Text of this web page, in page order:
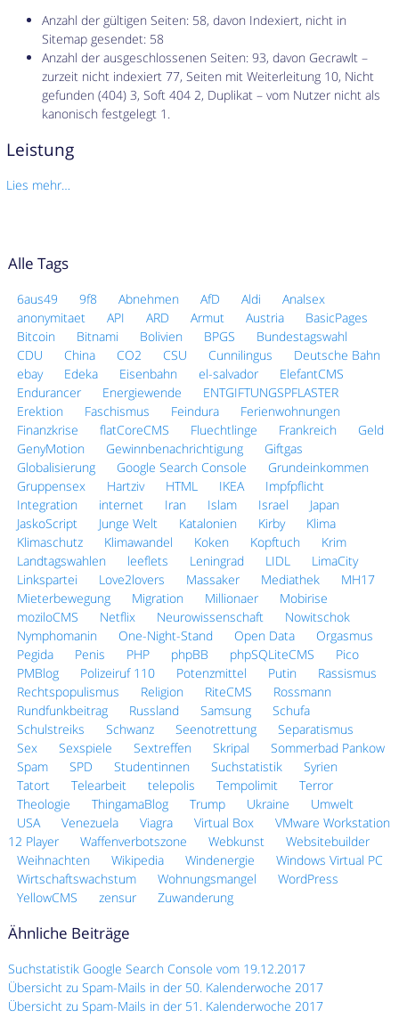
Anzahl der gültigen Seiten: 58, davon Indexiert, nicht in
Sitemap gesendet: 58
Anzahl der ausgeschlossenen Seiten: 93, davon Gecrawlt –
zurzeit nicht indexiert 77, Seiten mit Weiterleitung 10, Nicht
gefunden (404) 3, Soft 404 2, Duplikat – vom Nutzer nicht als
kanonisch festgelegt 1.
Leistung
Lies mehr…
Alle Tags
6aus49 9f8 Abnehmen AfD Aldi
Analsex
anonymitaet
API ARD Armut Austria
BasicPages
Bitcoin
Bitnami Bolivien BPGS
Bundestagswahl
CDU
China CO2 CSU Cunnilingus
Deutsche Bahn
ebay
Edeka Eisenbahn el-salvador
ElefantCMS
Endurancer
Energiewende
ENTGIFTUNGSPFLASTER
Erektion
Faschismus Feindura
Ferienwohnungen
Finanzkrise
flatCoreCMS Fluechtlinge Frankreich
Geld
GenyMotion
Gewinnbenachrichtigung
Giftgas
Globalisierung
Google Search Console
Grundeinkommen
Gruppensex
Hartziv HTML IKEA
Impfpflicht
Integration
internet Iran Islam Israel
Japan
JaskoScript
Junge Welt Katalonien Kirby
Klima
Klimaschutz
Klimawandel Koken Kopftuch
Krim
Landtagswahlen
leeflets Leningrad LIDL
LimaCity
Linkspartei
Love2lovers Massaker Mediathek
MH17
Mieterbewegung
Migration Millionaer
Mobirise
moziloCMS
Netflix Neurowissenschaft
Nowitschok
Nymphomanin
One-Night-Stand Open Data
Orgasmus
Pegida
Penis PHP phpBB phpSQLiteCMS
Pico
PMBlog
Polizeiruf 110 Potenzmittel Putin
Rassismus
Rechtspopulismus
Religion RiteCMS
Rossmann
Rundfunkbeitrag
Russland Samsung
Schufa
Schulstreiks
Schwanz Seenotrettung
Separatismus
Sex
Sexspiele Sextreffen Skripal
Sommerbad Pankow
Spam
SPD Studentinnen Suchstatistik
Syrien
Tatort
Telearbeit telepolis Tempolimit
Terror
Theologie
ThingamaBlog Trump Ukraine
Umwelt
USA
Venezuela Viagra Virtual Box
VMware Workstation
12 Player
Waffenverbotszone Webkunst
Websitebuilder
Weihnachten
Wikipedia Windenergie
Windows Virtual PC
Wirtschaftswachstum
Wohnungsmangel
WordPress
YellowCMS
zensur Zuwanderung
Ähnliche Beiträge
Suchstatistik Google Search Console vom 19.12.2017
Übersicht zu Spam-Mails in der 50. Kalenderwoche 2017
Übersicht zu Spam-Mails in der 51. Kalenderwoche 2017